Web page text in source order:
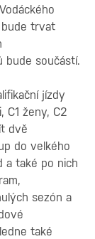
bude trvat
bude součástí.
jízdy
C1 ženy, C2
dvě
do velkého
a také po nich
sezón a
také